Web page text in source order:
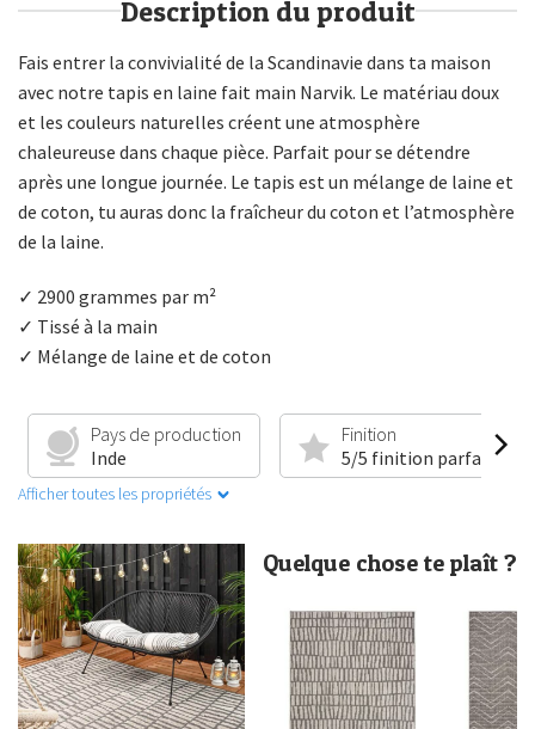
Description du produit
Fais entrer la convivialité de la Scandinavie dans ta maison
avec notre tapis en laine fait main Narvik. Le matériau doux
et les couleurs naturelles créent une atmosphère
chaleureuse dans chaque pièce. Parfait pour se détendre
après une longue journée. Le tapis est un mélange de laine et
de coton, tu auras donc la fraîcheur du coton et l’atmosphère
de la laine.
✓ 2900 grammes par m²
✓ Tissé à la main
✓ Mélange de laine et de coton
Pays de production
Inde
Finition
5/5 finition parfaite
Afficher toutes les propriétés
Quelque chose te plaît ?